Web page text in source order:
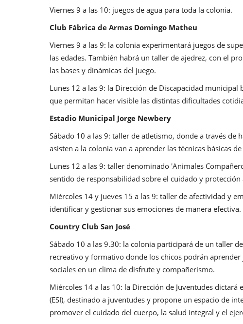
Viernes 9 a las 10: juegos de agua para toda la colonia.
Club Fábrica de Armas Domingo Matheu
Viernes 9 a las 9: la colonia experimentará juegos de
las edades. También habrá un taller de ajedrez, con el
las bases y dinámicas del juego.
Lunes 12 a las 9: la Dirección de Discapacidad
que permitan hacer visible las distintas dificultades
Estadio Municipal Jorge Newbery
Sábado 10 a las 9: taller de atletismo, donde a través de
asisten a la colonia van a aprender las técnicas básicas
Lunes 12 a las 9: taller denominado 'Animales
sentido de responsabilidad sobre el cuidado y protección
Miércoles 14 y jueves 15 a las 9: taller de afectividad y
identificar y gestionar sus emociones de manera efectiva.
Country Club San José
Sábado 10 a las 9.30: la colonia participará de un taller
recreativo y formativo donde los chicos podrán
sociales en un clima de disfrute y compañerismo.
Miércoles 14 a las 10: la Dirección de Juventudes dictará
(ESI), destinado a juventudes y propone un espacio de
promover el cuidado del cuerpo, la salud integral y el